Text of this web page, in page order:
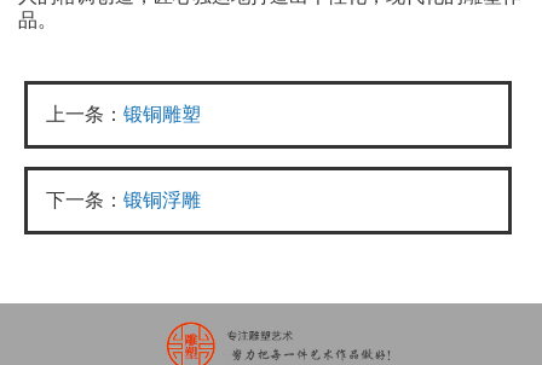
品。
上一条： 锻铜雕塑
下一条： 锻铜浮雕